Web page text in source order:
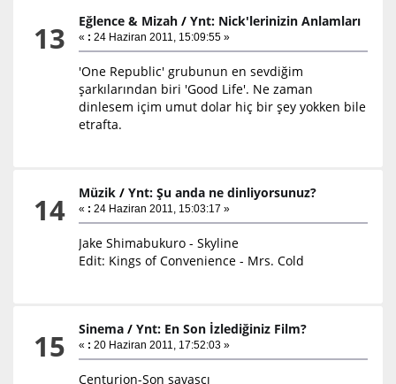
13 Eğlence & Mizah /Ynt: Nick'lerinizin Anlamları
« : 24 Haziran 2011, 15:09:55 »
'One Republic' grubunun en sevdiğim
şarkılarından biri 'Good Life'. Ne zaman
dinlesem içim umut dolar hiç bir şey yokken bile
etrafta.
14 Müzik /Ynt: Şu anda ne dinliyorsunuz?
« : 24 Haziran 2011, 15:03:17 »
Jake Shimabukuro - Skyline
Edit: Kings of Convenience - Mrs. Cold
15 Sinema /Ynt: En Son İzlediğiniz Film?
« : 20 Haziran 2011, 17:52:03 »
Centurion-Son savaşçı